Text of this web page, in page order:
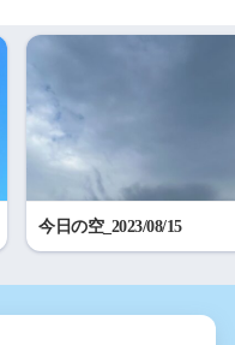
今日の空_2023/08/15